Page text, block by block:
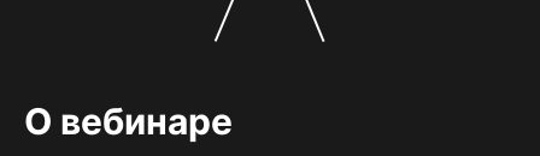
О вебинаре